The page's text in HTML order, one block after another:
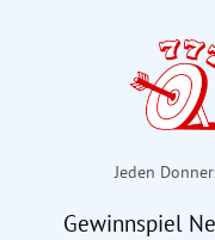
Jeden
Gewinnspiel